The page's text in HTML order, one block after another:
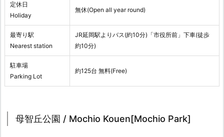
定休日
Holiday
無休(Open all year round)
最寄り駅
Nearest station
JR延岡駅よりバス(約10分)「市役所前」下車(徒歩
約10分)
駐車場
Parking Lot
約125台 無料(Free)
母智丘公園 / Mochio Kouen[Mochio Park]